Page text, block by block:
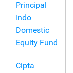
Principal
Indo
Domestic
Equity Fund
Cipta